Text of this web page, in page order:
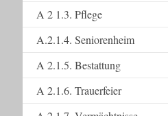
A 2 1.3. Pflege
A.2.1.4. Seniorenheim
A 2.1.5. Bestattung
A 2.1.6. Trauerfeier